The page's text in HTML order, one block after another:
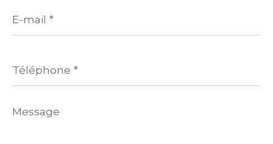
mail
*
*
Message
*